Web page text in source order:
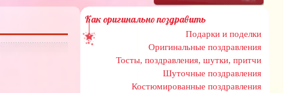
Как оригинально поздравить
Подарки и поделки
Оригинальные поздравления
Тосты, поздравления, шутки, притчи
Шуточные поздравления
Костюмированные поздравления